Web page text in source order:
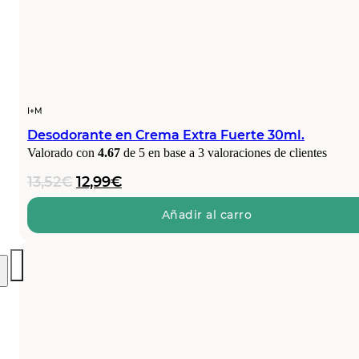
I+M
Desodorante en Crema Extra Fuerte 30ml.
Valorado con 4.67 de 5 en base a 3 valoraciones de clientes
13,52€ El
precio
era:
12,99€El
precio
actual
es:
Añadir al carro